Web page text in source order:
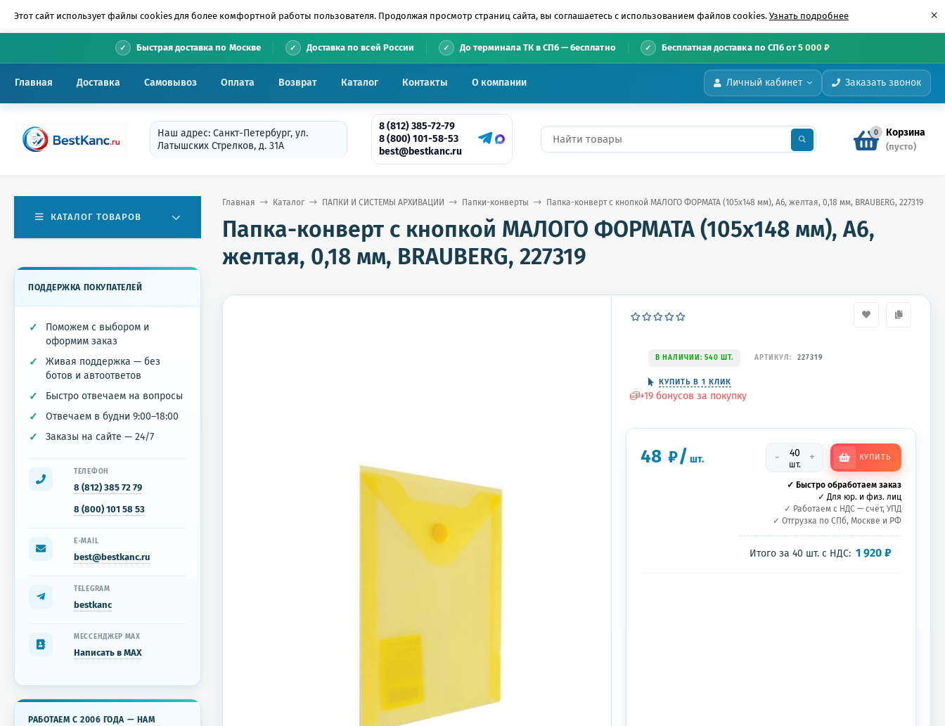
Этот сайт использует файлы cookies для более комфортной работы пользователя. Продолжая просмотр страниц сайта, вы соглашаетесь с использованием файлов cookies. Узнать подробнее ×
Быстрая доставка по Москве Доставка по всей России До терминала ТК в СПб — бесплатно Бесплатная доставка по СПб от5 000 ₽
Личный кабинет Заказать звонок
Главная Доставка Самовывоз Оплата Возврат Каталог Контакты О компании
Наш адрес: Санкт-Петербург, ул.
Латышских Стрелков, д. 31А
8 (812) 385-72-79
8 (800) 101-58-53
best@bestkanc.ru
0 Корзина
(пусто)
Главная Каталог ПАПКИ И СИСТЕМЫ АРХИВАЦИИ Папки-конверты Папка-конверт с кнопкой МАЛОГО ФОРМАТА (105х148 мм), А6, желтая, 0,18 мм, BRAUBERG, 227319
Папка-конверт с кнопкой МАЛОГО ФОРМАТА (105х148 мм), А6,
желтая, 0,18 мм, BRAUBERG, 227319
В НАЛИЧИИ: 540 ШТ. АРТИКУЛ: 227319
КУПИТЬ В 1 КЛИК
+19 бонусов за покупку
48 ₽/ шт. -
шт.
+ КУПИТЬ
✓ Быстро обработаем заказ
✓ Для юр. и физ. лиц
✓ Работаем с НДС — счёт, УПД
✓ Отгрузка по СПб, Москве и РФ
Итого за40 шт. с НДС: 1 920₽
КАТАЛОГ ТОВАРОВ
ПОДДЕРЖКА ПОКУПАТЕЛЕЙ
Поможем с выбором и
оформим заказ
Живая поддержка — без
ботов и автоответов
Быстро отвечаем на вопросы
Отвечаем в будни 9:00–18:00
Заказы на сайте — 24/7
ТЕЛЕФОН
8 (812) 385 72 79
8 (800) 101 58 53
E-MAIL
best@bestkanc.ru
TELEGRAM
bestkanc
МЕССЕНДЖЕР MAX
Написать в MAX
РАБОТАЕМ С 2006 ГОДА — НАМ